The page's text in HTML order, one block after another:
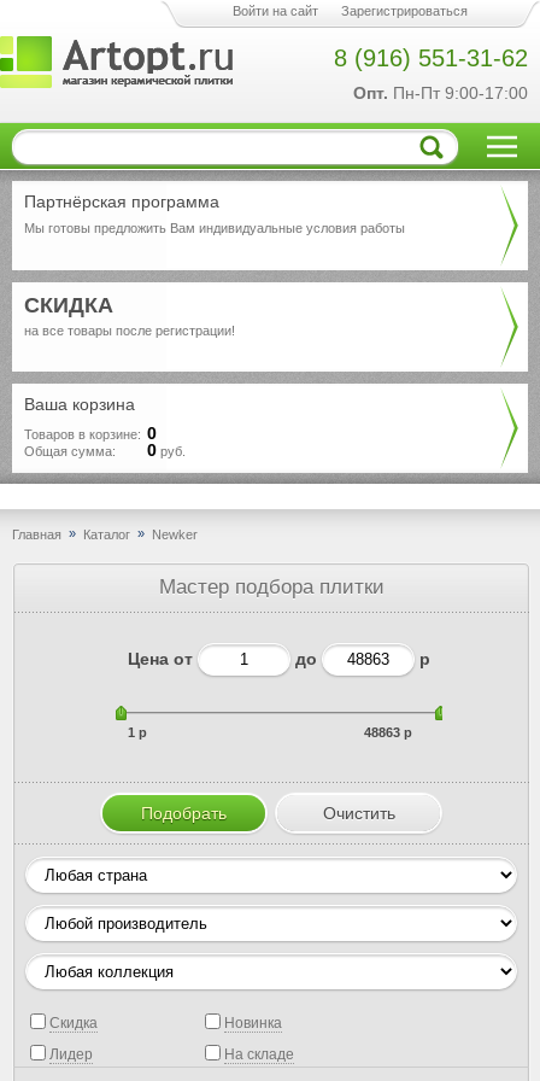
Войти на сайт Зарегистрироваться
8 (916) 551-31-62
Опт. Пн-Пт 9:00-17:00
Партнёрская программа
Мы готовы предложить Вам индивидуальные условия работы
СКИДКА
на все товары после регистрации!
Ваша корзина
Товаров в корзине: 0
Общая сумма: 0 руб.
Главная » Каталог » Newker
Мастер подбора плитки
Цена от до р
1 р 48863 р
Скидка
Новинка
Лидер
На складе